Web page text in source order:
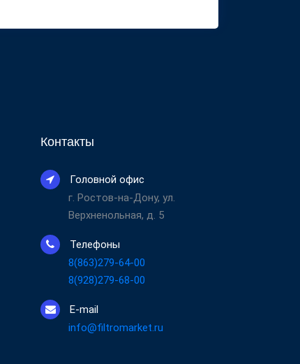
Контакты
Головной офис
г. Ростов-на-Дону, ул.
Верхненольная, д. 5
Телефоны
8(863)279-64-00
8(928)279-68-00
E-mail
info@filtromarket.ru